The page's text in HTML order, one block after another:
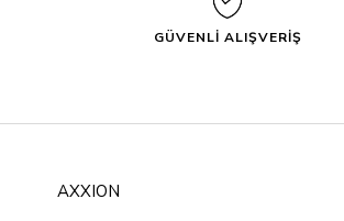
GÜVENLİ ALIŞVERİŞ
AXXION